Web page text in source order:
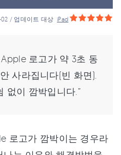
02 / 업데이트 대상iPad
로고가 약 3초 동
사라집니다(빈 화면).
없이 깜박입니다.”
로고가 깜박이는 경우라